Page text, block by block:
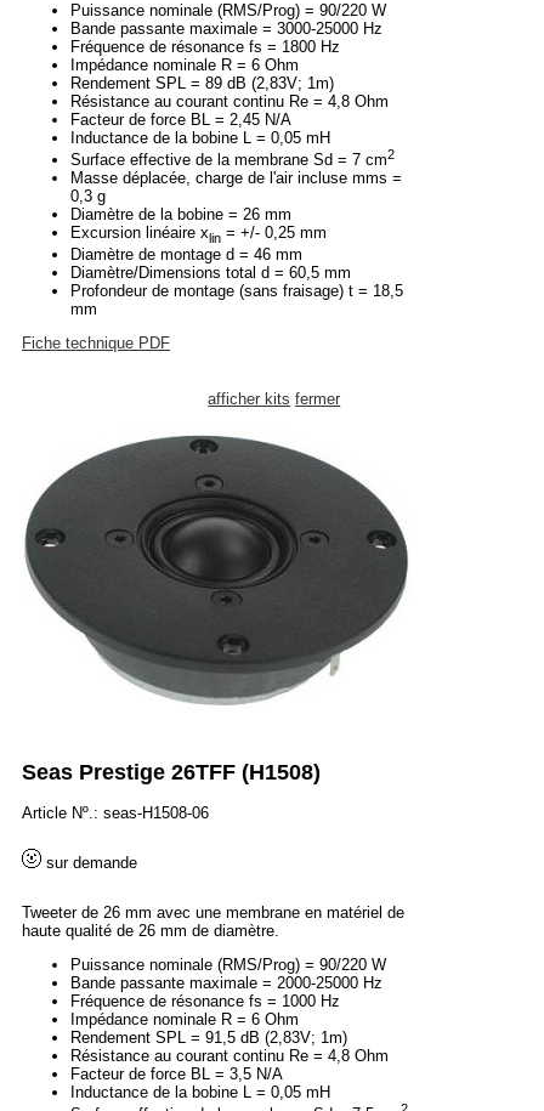
Puissance nominale (RMS/Prog) = 90/220 W
Bande passante maximale = 3000-25000 Hz
Fréquence de résonance fs = 1800 Hz
Impédance nominale R = 6 Ohm
Rendement SPL = 89 dB (2,83V; 1m)
Résistance au courant continu Re = 4,8 Ohm
Facteur de force BL = 2,45 N/A
Inductance de la bobine L = 0,05 mH
Surface effective de la membrane Sd = 7 cm2
Masse déplacée, charge de l'air incluse mms =
0,3 g
Diamètre de la bobine = 26 mm
Excursion linéaire xlin = +/- 0,25 mm
Diamètre de montage d = 46 mm
Diamètre/Dimensions total d = 60,5 mm
Profondeur de montage (sans fraisage) t = 18,5
mm
Fiche technique PDF
afficher kits fermer
Seas Prestige 26TFF (H1508)
Article Nº.: seas-H1508-06
sur demande
Tweeter de 26 mm avec une membrane en matériel de
haute qualité de 26 mm de diamètre.
Puissance nominale (RMS/Prog) = 90/220 W
Bande passante maximale = 2000-25000 Hz
Fréquence de résonance fs = 1000 Hz
Impédance nominale R = 6 Ohm
Rendement SPL = 91,5 dB (2,83V; 1m)
Résistance au courant continu Re = 4,8 Ohm
Facteur de force BL = 3,5 N/A
Inductance de la bobine L = 0,05 mH